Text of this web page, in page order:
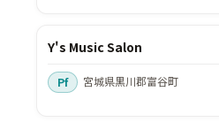
Y's Music Salon
宮城県黒川郡富谷町